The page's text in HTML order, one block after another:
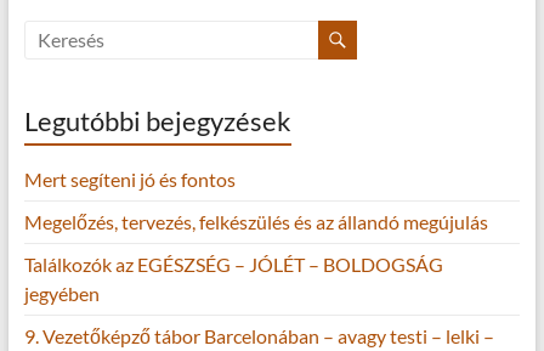
Legutóbbi bejegyzések
Mert segíteni jó és fontos
Megelőzés, tervezés, felkészülés és az állandó megújulás
Találkozók az EGÉSZSÉG – JÓLÉT – BOLDOGSÁG
jegyében
9. Vezetőképző tábor Barcelonában – avagy testi – lelki –